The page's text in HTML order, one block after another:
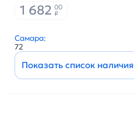
1 682 00
₽
Самара:
72
Показать список наличия